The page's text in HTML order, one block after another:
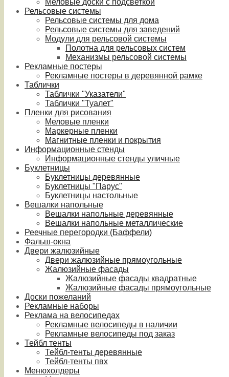
Меловые доски с подсветкой
Рельсовые системы
Рельсовые системы для дома
Рельсовые системы для заведений
Модули для рельсовой системы
Полотна для рельсовых систем
Механизмы рельсовой системы
Рекламные постеры
Рекламные постеры в деревянной рамке
Таблички
Таблички "Указатели"
Таблички "Туалет"
Пленки для рисования
Меловые пленки
Маркерные пленки
Магнитные пленки и покрытия
Информационные стенды
Информационные стенды уличные
Буклетницы
Буклетницы деревянные
Буклетницы "Парус"
Буклетницы настольные
Вешалки напольные
Вешалки напольные деревянные
Вешалки напольные металлические
Реечные перегородки (Баффели)
Фальш-окна
Двери жалюзийные
Двери жалюзийные прямоугольные
Жалюзийные фасады
Жалюзийные фасады квадратные
Жалюзийные фасады прямоугольные
Доски пожеланий
Рекламные наборы
Реклама на велосипедах
Рекламные велосипеды в наличии
Рекламные велосипеды под заказ
Тейбл тенты
Тейбл-тенты деревянные
Тейбл-тенты пвх
Менюхолдеры